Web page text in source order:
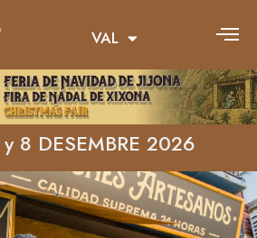
VAL
ENG
8 DESEMBRE 2026